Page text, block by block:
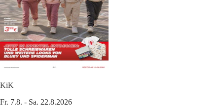
KiK
Fr. 7.8. - Sa. 22.8.2026